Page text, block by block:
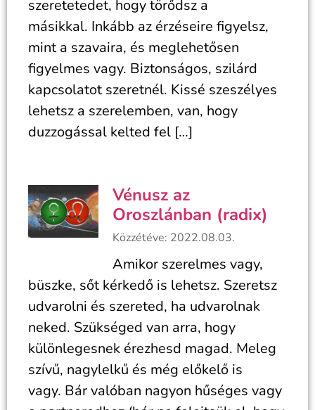
szeretetedet, hogy törődsz a
másikkal. Inkább az érzéseire figyelsz,
mint a szavaira, és meglehetősen
figyelmes vagy. Biztonságos, szilárd
kapcsolatot szeretnél. Kissé szeszélyes
lehetsz a szerelemben, van, hogy
duzzogással kelted fel […]
Vénusz az
Oroszlánban (radix)
Közzétéve: 2022.08.03.
Amikor szerelmes vagy,
büszke, sőt kérkedő is lehetsz. Szeretsz
udvarolni és szereted, ha udvarolnak
neked. Szükséged van arra, hogy
különlegesnek érezhesd magad. Meleg
szívű, nagylelkű és még előkelő is
vagy. Bár valóban nagyon hűséges vagy